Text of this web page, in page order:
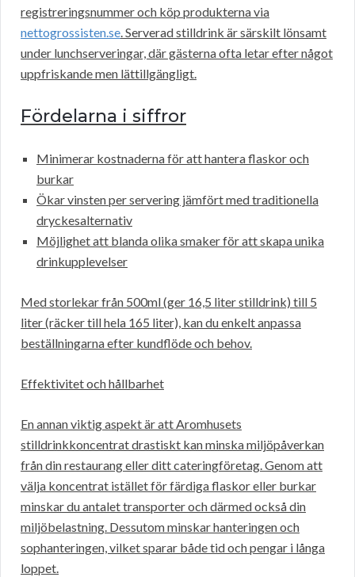
registreringsnummer och köp produkterna via
nettogrossisten.se. Serverad stilldrink är särskilt lönsamt
under lunchserveringar, där gästerna ofta letar efter något
uppfriskande men lättillgängligt.
Fördelarna i siffror
Minimerar kostnaderna för att hantera flaskor och
burkar
Ökar vinsten per servering jämfört med traditionella
dryckesalternativ
Möjlighet att blanda olika smaker för att skapa unika
drinkupplevelser
Med storlekar från 500ml (ger 16,5 liter stilldrink) till 5
liter (räcker till hela 165 liter), kan du enkelt anpassa
beställningarna efter kundflöde och behov.
Effektivitet och hållbarhet
En annan viktig aspekt är att Aromhusets
stilldrinkkoncentrat drastiskt kan minska miljöpåverkan
från din restaurang eller ditt cateringföretag. Genom att
välja koncentrat istället för färdiga flaskor eller burkar
minskar du antalet transporter och därmed också din
miljöbelastning. Dessutom minskar hanteringen och
sophanteringen, vilket sparar både tid och pengar i långa
loppet.